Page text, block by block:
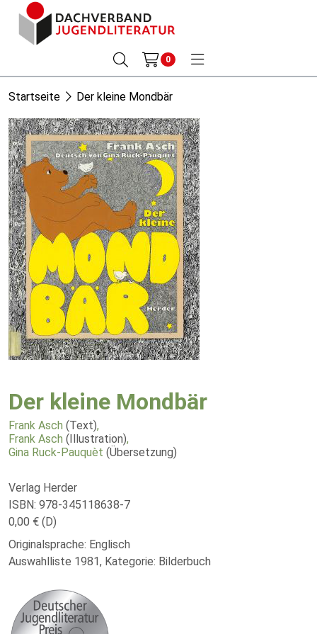
0
Startseite Der kleine Mondbär
Der kleine Mondbär
Frank Asch (Text),
Frank Asch (Illustration),
Gina Ruck-Pauquèt (Übersetzung)
Verlag Herder
ISBN: 978-345118638-7
0,00 € (D)
Originalsprache: Englisch
Auswahlliste 1981, Kategorie: Bilderbuch